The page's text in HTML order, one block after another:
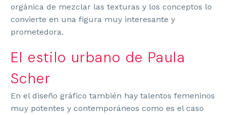
orgánica de mezclar las texturas y los conceptos lo
convierte en una figura muy interesante y
prometedora.
El estilo urbano de Paula
Scher
En el diseño gráfico también hay talentos femeninos
muy potentes y contemporáneos como es el caso